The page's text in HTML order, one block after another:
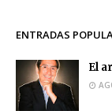
ENTRADAS
El